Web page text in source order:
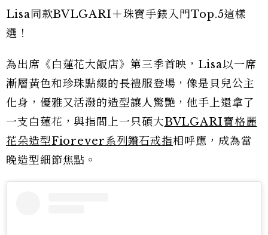
Lisa同款BVLGARI＋珠寶手錶入門Top.5這樣
選！
為出席《白蓮花大飯店》第三季首映，Lisa以一席
漸層黃色和珍珠點綴的長禮服登場，像是貝兒公主
化身，優雅又活潑的造型讓人驚艷，他手上還拿了
一支白蓮花，與指間上一只碩大BVLGARI寶格麗
花朵造型Fiorever系列鑽石戒指相呼應，成為當
晚造型細節焦點。